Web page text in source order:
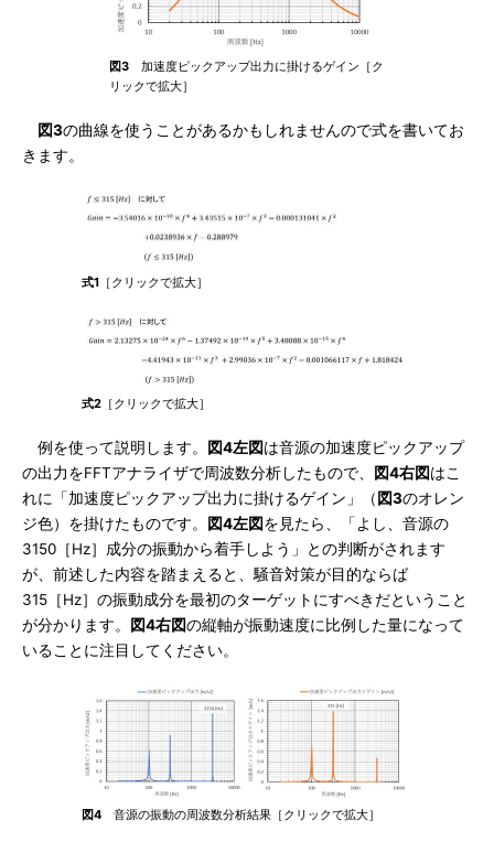
図3 加速度ピックアップ出力に掛けるゲイン［ク
リックで拡大］
図3の曲線を使うことがあるかもしれませんので式を書いてお
きます。
式1 ［クリックで拡大］
式2 ［クリックで拡大］
例を使って説明します。 図4左図は音源の加速度ピックアップ
の出力をFFTアナライザで周波数分析したもので、
図4右図はこ
れに「加速度ピックアップ出力に掛けるゲイン」（ 図3のオレン
ジ色）を掛けたものです。
図4左図を見たら、「よし、音源の
3150［Hz］成分の振動から着手しよう」との判断がされます
が、前述した内容を踏まえると、騒音対策が目的ならば
315［Hz］の振動成分を最初のターゲットにすべきだということ
が分かります。
図4右図の縦軸が振動速度に比例した量になって
いることに注目してください。
図4 音源の振動の周波数分析結果［クリックで拡大］